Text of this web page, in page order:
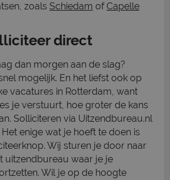
zoals Schiedam ofCapelle
direct
dan morgen aan de slag?
mogelijk. En het liefst ook op
vacatures in Rotterdam, want
je verstuurt, hoe groter de kans
Solliciteren via Uitzendbureau.nl
enige wat je hoeft te doen is
Wij sturen je door naar
uitzendbureau waar je je
Wil je op de hoogte